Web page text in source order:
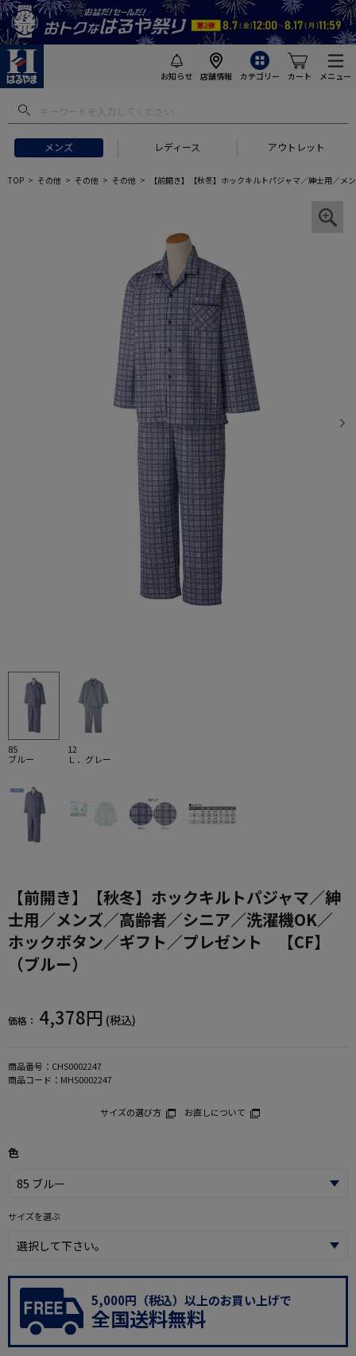
お知らせ 店舗情報 カテゴリー カート メニュー
メンズ レディース アウトレット
TOP その他 その他 その他 【前開き】【秋冬】ホックキルトパジャマ／紳士用／
85
ブルー
12
Ｌ．グレー
【前開き】【秋冬】ホックキルトパジャマ／紳
士用／メンズ／高齢者／シニア／洗濯機OK／
ホックボタン／ギフト／プレゼント 【CF】
（ブルー）
価格： 4,378円 (税込)
商品番号： CHS0002247
商品コード： MHS0002247
サイズの選び方 お直しについて
色
サイズを選ぶ
5,000円（税込）以上のお買い上げで
全国送料無料